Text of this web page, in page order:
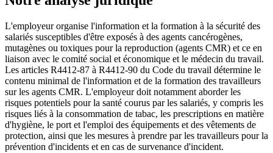
L'employeur organise l'information et la formation à la sécurité des
salariés susceptibles d'être exposés à des agents cancérogènes,
mutagènes ou toxiques pour la reproduction (agents CMR) et ce en
liaison avec le comité social et économique et le médecin du travail.
Les articles R4412-87 à R4412-90 du Code du travail détermine le
contenu minimal de l'information et de la formation des travailleurs
sur les agents CMR. L'employeur doit notamment aborder les
risques potentiels pour la santé courus par les salariés, y compris les
risques liés à la consommation de tabac, les prescriptions en matière
d'hygiène, le port et l'emploi des équipements et des vêtements de
protection, ainsi que les mesures à prendre par les travailleurs pour la
prévention d'incidents et en cas de survenance d'incident.